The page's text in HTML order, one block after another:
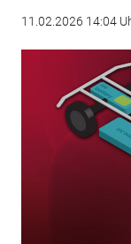
11.02.2026 14:04